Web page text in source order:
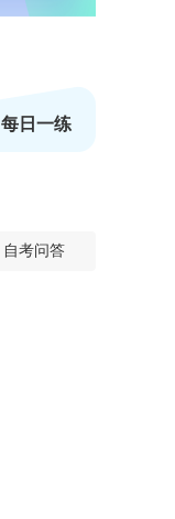
每日一练
自考问答